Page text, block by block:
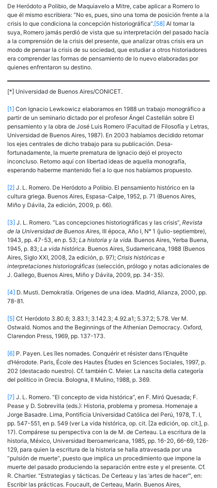
De Heródoto a Polibio, de Maquiavelo a Mitre, cabe aplicar a Ro­mero lo
que él mismo escribiera: “No es, pues, sino una toma de posi­ción frente a la
crisis lo que condiciona la concepción historiográfica”.[58] Al tomar la
suya, Romero jamás perdió de vista que su interpretación del pasado hacía
a la comprensión de la crisis del presente, que analizar otras crisis era un
modo de pensar la crisis de su sociedad, que estudiar a otros historiadores
era comprender las formas de pensamiento de lo nuevo elaboradas por
quienes enfrentaron su destino.
[*] Universidad de Buenos Aires/CONICET.
[1] Con Ignacio Lewkowicz elaboramos en 1988 un trabajo monográfico a
partir de un seminario dictado por el profesor Ángel Castellán sobre El
pensamiento y la obra de José Luis Romero (Facultad de Filosofía y Letras,
Universidad de Buenos Aires, 1987). En 2003 habíamos decidido retomar
los ejes centrales de dicho trabajo para su publicación. Desa­
fortunadamente, la muerte prematura de Ignacio dejó el proyecto
inconcluso. Retomo aquí con libertad ideas de aquella monografía,
esperando haberme mantenido fiel a lo que nos habíamos propuesto.
[2] J. L. Romero. De Heródoto a Polibio. El pensamiento histórico en la
cultura griega. Buenos Aires, Espasa-Calpe, 1952, p. 71 (Buenos Aires,
Miño y Dávila, 2a edición, 2009, p. 66).
[3] J. L. Romero. “Las concepciones historiográficas y las crisis”, Revista
de la Universidad de Buenos Aires, III época, Año I, N° 1 (julio-septiembre),
1943, pp. 47-53, en p. 53; La historia y la vida. Buenos Aires, Yerba Buena,
1945, p. 83; La vida histórica. Buenos Aires, Sudamericana, 1988 (Buenos
Aires, Siglo XXI, 2008, 2a edición, p. 97); Crisis históricas e
interpretaciones historiográficas (selección, prólogo y notas adicionales de
J. Gallego, Buenos Aires, Miño y Dávila, 2009, pp. 34-35).
[4] D. Musti. Demokratía. Orígenes de una idea. Madrid, Alianza, 2000, pp.
78-81.
[5] Cf. Heródoto 3.80.6; 3.83.1; 3.142.3; 4.92.a1; 5.37.2; 5.78. Ver M.
Ostwald. Nomos and the Beginnings of the Athenian Democracy. Oxford,
Clarendon Press, 1969, pp. 137-173.
[6] P. Payen. Les îles nomades. Conquérir et résister dans l’Enquête
d’Hérodote. Paris, Éco­le des Hautes Études en Sciences Sociales, 1997, p.
202 (destacado nuestro). Cf. también C. Meier. La nascita della categoría
del politico in Grecia. Bologna, Il Mulino, 1988, p. 369.
[7] J. L. Romero. “El concepto de vida histórica”, en F. Miró Quesada; F.
Pease y D. So­brevilla (eds.): Historia, problema y promesa. Homenaje a
Jorge Basadre. Lima, Pontificia Universidad Católica del Perú, 1978, T. I,
pp. 547-551, en p. 549 (ver La vida histórica, op. cit. [2a edición, op. cit.], p.
17). Compárese su perspectiva con la de M. de Certeau. La escritura de la
historia, México, Universidad Iberoamericana, 1985, pp. 16-20, 66-69, 126-
129, para quien la escritura de la historia se halla atravesada por una
“pulsión de muerte”, puesto que implica un procedimiento que impone la
muerte del pasado produciendo la separación entre este y el presente. Cf.
R. Chartier. “Estrategias y tácticas. De Certeau y las ‘artes de hacer’”, en:
Escribir las prácticas. Foucault, de Certeau, Marin. Buenos Aires,